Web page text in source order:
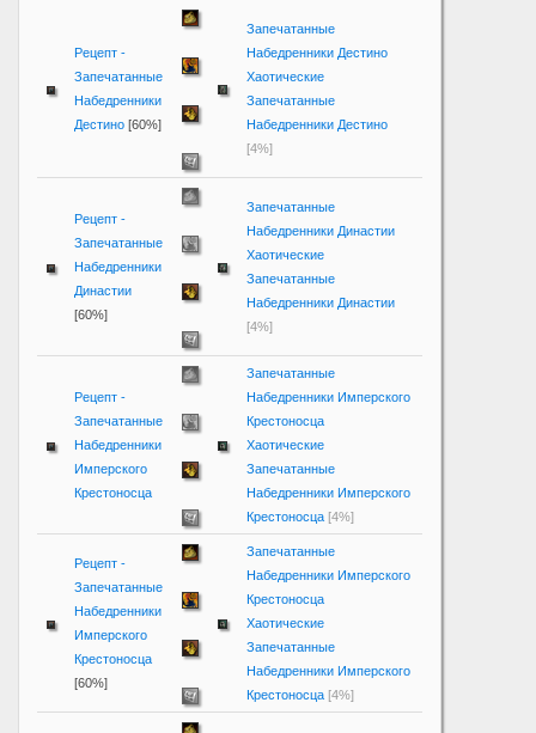
Рецепт -
Запечатанные
Набедренники
Дестино [60%]
Запечатанные
Набедренники Дестино
Хаотические
Запечатанные
Набедренники Дестино
[4%]
Рецепт -
Запечатанные
Набедренники
Династии
[60%]
Запечатанные
Набедренники Династии
Хаотические
Запечатанные
Набедренники Династии
[4%]
Рецепт -
Запечатанные
Набедренники
Имперского
Крестоносца
Запечатанные
Набедренники Имперского
Крестоносца
Хаотические
Запечатанные
Набедренники Имперского
Крестоносца [4%]
Рецепт -
Запечатанные
Набедренники
Имперского
Крестоносца
[60%]
Запечатанные
Набедренники Имперского
Крестоносца
Хаотические
Запечатанные
Набедренники Имперского
Крестоносца [4%]